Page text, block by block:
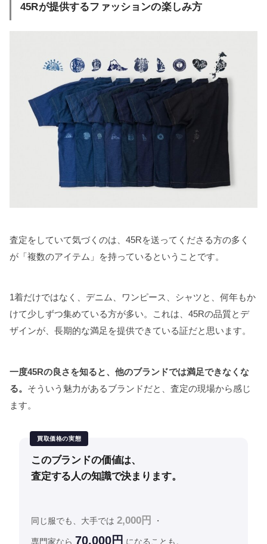
45Rが提供するファッションの楽しみ方
査定をしていて気づくのは、45Rを送ってくださる方の多く
が「複数のアイテム」を持っているということです。
1着だけではなく、デニム、ワンピース、シャツと、何年もか
けて少しずつ集めている方が多い。これは、45Rの品質とデ
ザインが、長期的な満足を提供できている証だと思います。
一度45Rの良さを知ると、他のブランドでは満足できなくな
る。 そういう魅力があるブランドだと、査定の現場から感じ
ます。
買取価格の実態
このブランドの価値は、
査定する人の知識で決まります。
同じ服でも、大手では 2,000円 ・
専門家なら 70,000円 になることも。